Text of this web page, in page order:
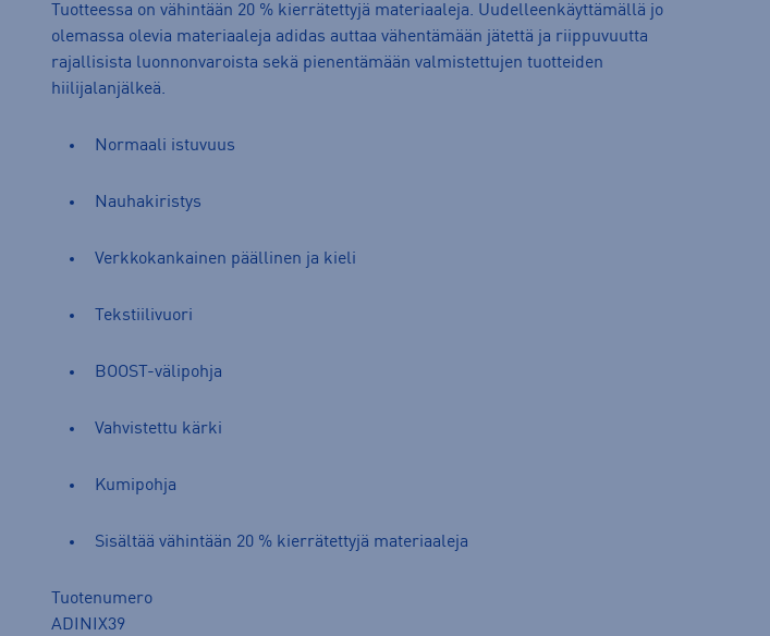
Tuotteessa on vähintään 20 % kierrätettyjä materiaaleja. Uudelleenkäyttämällä jo
olemassa olevia materiaaleja adidas auttaa vähentämään jätettä ja riippuvuutta
rajallisista luonnonvaroista sekä pienentämään valmistettujen tuotteiden
hiilijalanjälkeä.
Normaali istuvuus
Nauhakiristys
Verkkokankainen päällinen ja kieli
Tekstiilivuori
BOOST-välipohja
Vahvistettu kärki
Kumipohja
Sisältää vähintään 20 % kierrätettyjä materiaaleja
Tuotenumero
ADINIX39